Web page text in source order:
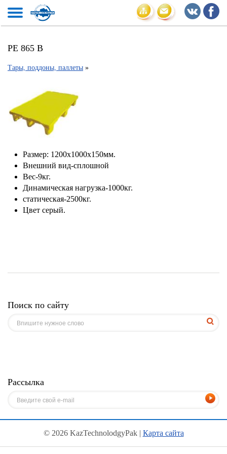
РЕ 865 В
Тары, поддоны, паллеты »
Размер: 1200х1000х150мм.
Внешний вид-сплошной
Вес-9кг.
Динамическая нагрузка-1000кг.
статическая-2500кг.
Цвет серый.
Поиск по сайту
Рассылка
© 2026 KazTechnolodgyPak | Карта сайта